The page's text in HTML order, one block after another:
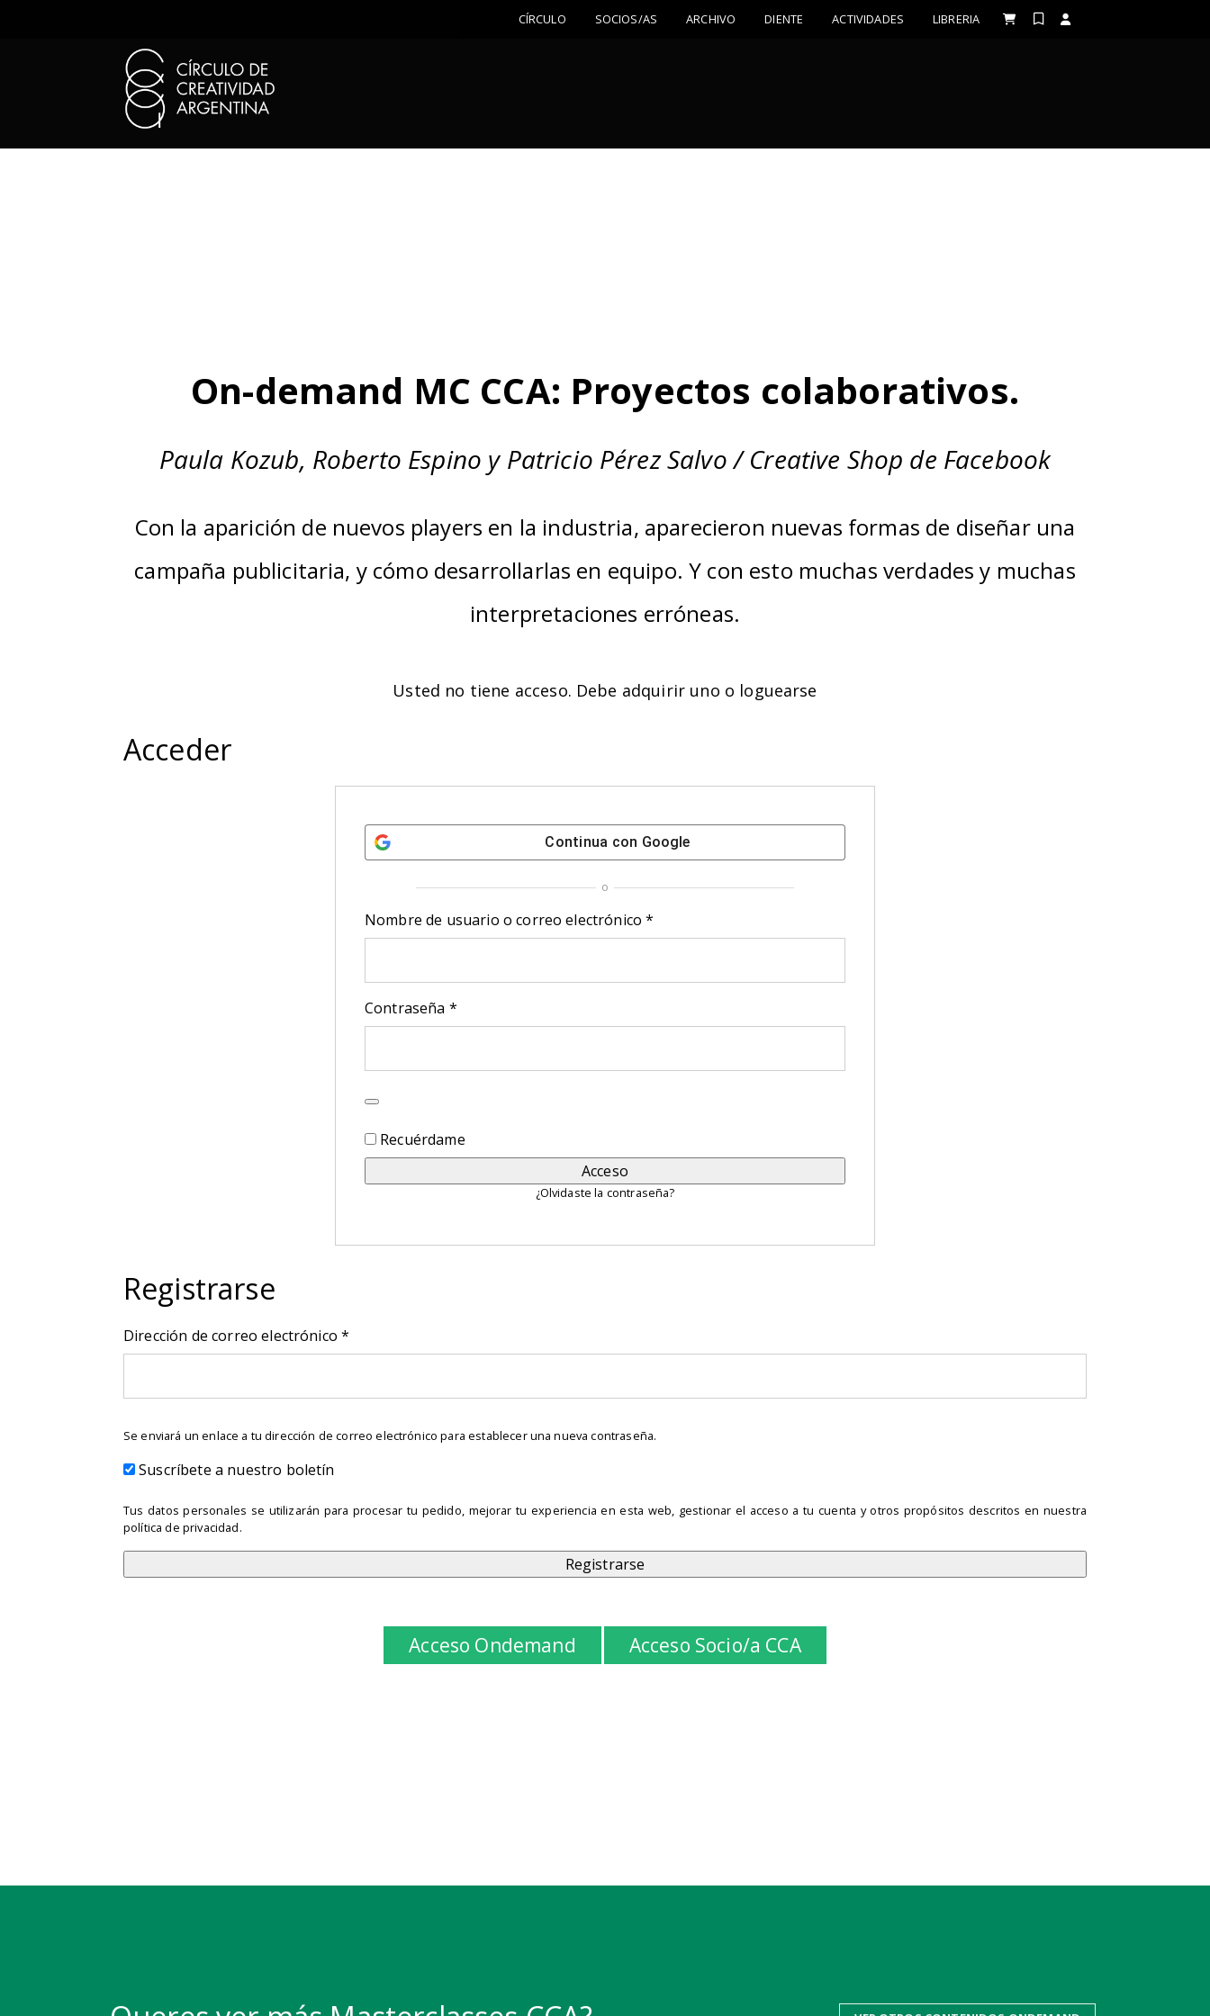
CÍRCULO SOCIOS/AS ARCHIVO DIENTE ACTIVIDADES LIBRERIA
On-demand MC CCA: Proyectos colaborativos.
Paula Kozub, Roberto Espino y Patricio Pérez Salvo / Creative Shop de Facebook
Con la aparición de nuevos players en la industria, aparecieron nuevas formas de diseñar una
campaña publicitaria, y cómo desarrollarlas en equipo. Y con esto muchas verdades y muchas
interpretaciones erróneas.
Usted no tiene acceso. Debe adquirir uno o loguearse
Acceder
Continua con Google
o
Nombre de usuario o correo electrónico*
Contraseña *Obligatorio
Recuérdame
Acceso
¿Olvidaste la contraseña?
Registrarse
Dirección de correo electrónico*
Se enviará un enlace a tu dirección de correo electrónico para establecer una nueva contraseña.
Suscríbete a nuestro boletín
Tus datos personales se utilizarán para procesar tu pedido, mejorar tu experiencia en esta web, gestionar el acceso a tu cuenta y otros propósitos descritos en nuestra
política de privacidad.
Registrarse
Acceso Ondemand Acceso Socio/a CCA